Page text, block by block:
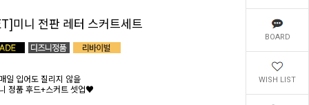
BOARD
WISH LIST
미니 전판 레터 스커트세트
일 입어도 질리지 않을
정품 후드+스커트 셋업♥